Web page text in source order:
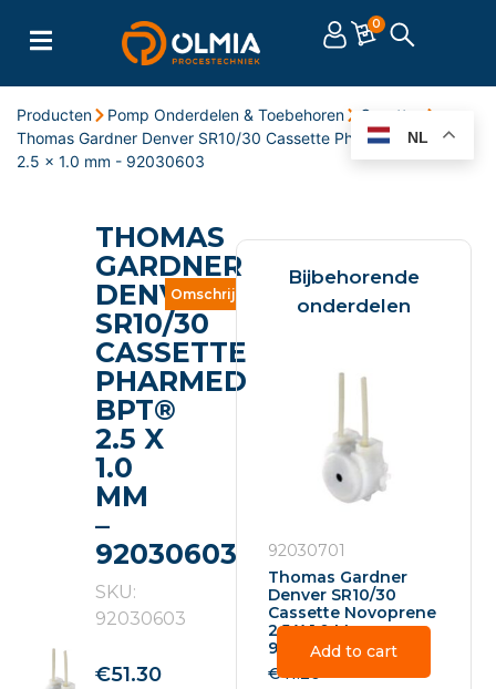
0
Producten Pomp Onderdelen & Toebehoren
Casettes
Thomas Gardner Denver SR10/30 Cassette PharMed BPT®
2.5 x 1.0 mm - 92030603
THOMAS
GARDNER
DENVER
SR10/30
CASSETTE
PHARMED
BPT®
2.5 X
1.0
MM
–
92030603
SKU:
92030603
€51.30
Omschrijving
Bijbehorende
onderdelen
92030701
Thomas Gardner
Denver SR10/30
Cassette Novoprene
2.5 X 1.0 Mm –
92030701
€41.20
Add to cart
NL